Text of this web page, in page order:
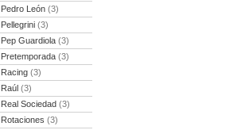
Pedro León (3)
Pellegrini (3)
Pep Guardiola (3)
Pretemporada (3)
Racing (3)
Raúl (3)
Real Sociedad (3)
Rotaciones (3)